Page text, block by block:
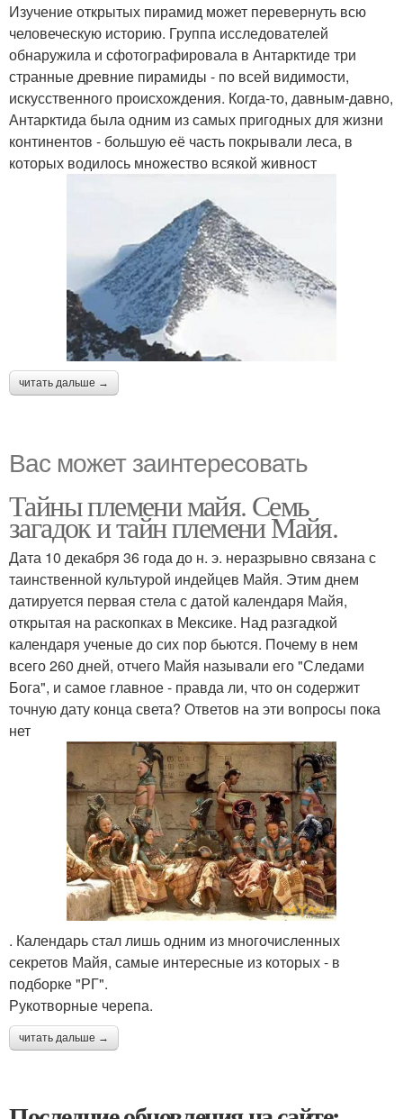
Изучение открытых пирамид может перевернуть всю
человеческую историю. Группа исследователей
обнаружила и сфотографировала в Антарктиде три
странные древние пирамиды - по всей видимости,
искусственного происхождения. Когда-то, давным-давно,
Антарктида была одним из самых пригодных для жизни
континентов - большую её часть покрывали леса, в
которых водилось множество всякой живност
читать дальше →
Вас может заинтересовать
Тайны племени майя. Семь
загадок и тайн племени Майя.
Дата 10 декабря 36 года до н. э. неразрывно связана с
таинственной культурой индейцев Майя. Этим днем
датируется первая стела с датой календаря Майя,
открытая на раскопках в Мексике. Над разгадкой
календаря ученые до сих пор бьются. Почему в нем
всего 260 дней, отчего Майя называли его "Следами
Бога", и самое главное - правда ли, что он содержит
точную дату конца света? Ответов на эти вопросы пока
нет
. Календарь стал лишь одним из многочисленных
секретов Майя, самые интересные из которых - в
подборке "РГ".
Рукотворные черепа.
читать дальше →